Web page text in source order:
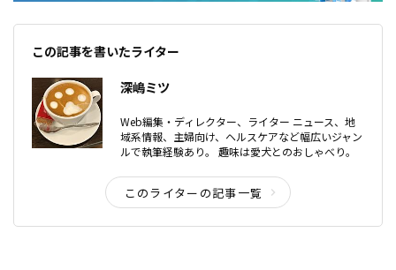
この記事を書いたライター
深嶋ミツ
Web編集・ディレクター、ライター ニュース、地
域系情報、主婦向け、ヘルスケアなど幅広いジャン
ルで執筆経験あり。 趣味は愛犬とのおしゃべり。
このライターの記事一覧